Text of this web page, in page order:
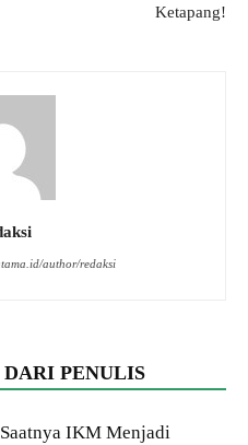
Ketapang!
author/redaksi
DARI PENULIS
IKM Menjadi